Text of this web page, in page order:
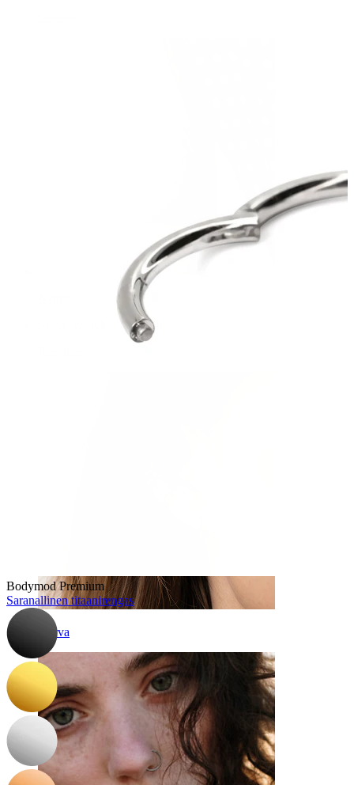
Selaa lävistykset mukaan
Korva
Bodymod Premium
Saranallinen titaanirengas